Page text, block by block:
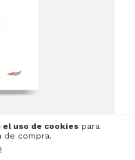
el uso de cookies para
de compra.